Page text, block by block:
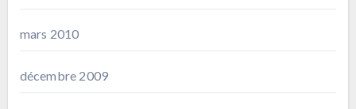
mars 2010
décembre 2009